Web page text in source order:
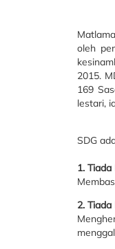
oleh
2015.
169
lestari,
SDG
1.
2.